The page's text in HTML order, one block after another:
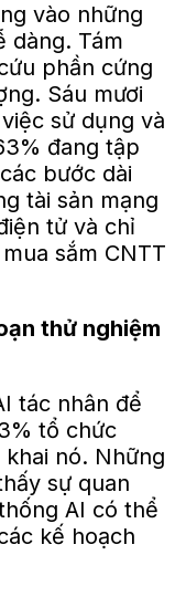
vào những
dàng. Tám
phần cứng
Sáu mươi
sử dụng và
đang tập
bước dài
tài sản mạng
tử và chỉ
sắm CNTT
thử nghiệm
tác nhân để
tổ chức
nó. Những
sự quan
AI có thể
kế hoạch